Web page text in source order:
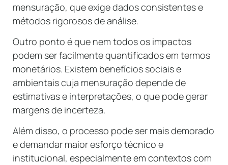
mensuração, que exige dados consistentes e
métodos rigorosos de análise.
Outro ponto é que nem todos os impactos
podem ser facilmente quantificados em termos
monetários. Existem benefícios sociais e
ambientais cuja mensuração depende de
estimativas e interpretações, o que pode gerar
margens de incerteza.
Além disso, o processo pode ser mais demorado
e demandar maior esforço técnico e
institucional, especialmente em contextos com